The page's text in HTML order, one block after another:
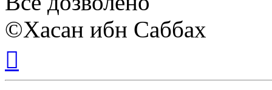
©Хасан ибн Саббах
началу